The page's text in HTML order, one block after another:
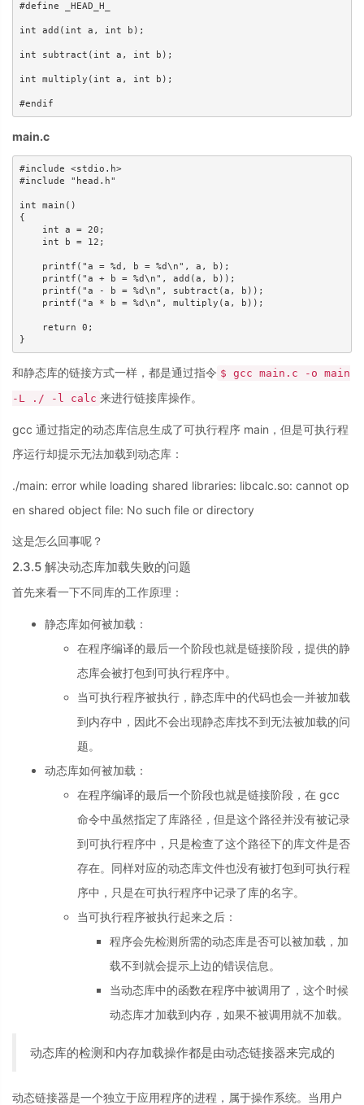
#define _HEAD_H_
int add(int a, int b);
int subtract(int a, int b);
int multiply(int a, int b);
#endif
main.c
#include <stdio.h>
#include "head.h"
int main()
{
    int a = 20;
    int b = 12;
    printf("a = %d, b = %d\n", a, b);
    printf("a + b = %d\n", add(a, b));
    printf("a - b = %d\n", subtract(a, b));
    printf("a * b = %d\n", multiply(a, b));
    return 0;
和静态库的链接方式一样，都是通过指令 $ gcc main.c -o main
-L ./ -l calc 来进行链接库操作。
gcc 通过指定的动态库信息生成了可执行程序 main，但是可执行程
序运行却提示无法加载到动态库：
./main: error while loading shared libraries: libcalc.so: cannot op
en shared object file: No such file or directory
这是怎么回事呢？
2.3.5 解决动态库加载失败的问题
首先来看一下不同库的工作原理：
静态库如何被加载：
在程序编译的最后一个阶段也就是链接阶段，提供的静
态库会被打包到可执行程序中。
当可执行程序被执行，静态库中的代码也会一并被加载
到内存中，因此不会出现静态库找不到无法被加载的问
题。
动态库如何被加载：
在程序编译的最后一个阶段也就是链接阶段，在 gcc
命令中虽然指定了库路径，但是这个路径并没有被记录
到可执行程序中，只是检查了这个路径下的库文件是否
存在。同样对应的动态库文件也没有被打包到可执行程
序中，只是在可执行程序中记录了库的名字。
当可执行程序被执行起来之后：
程序会先检测所需的动态库是否可以被加载，加
载不到就会提示上边的错误信息。
当动态库中的函数在程序中被调用了，这个时候
动态库才加载到内存，如果不被调用就不加载。
动态库的检测和内存加载操作都是由动态链接器来完成的
动态链接器是一个独立于应用程序的进程，属于操作系统。当用户